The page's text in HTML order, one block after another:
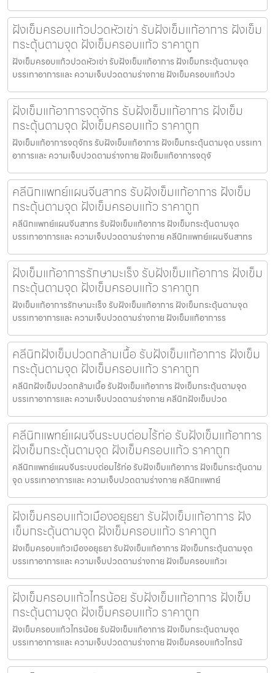
ฝังเข็มครอบแก้วปวดหัวเข่า รับฝังเข็มแก้อาการ ฝังเข็ม
กระตุ้นตามจุด ฝังเข็มครอบแก้ว ราคาถูก
ฝังเข็มครอบแก้วปวดหัวเข่า รับฝังเข็มแก้อาการ ฝังเข็มกระตุ้นตามจุด
บรรเทาอาการและ ความเจ็บปวดตามร่างกาย ฝังเข็มครอบแก้วปว
ฝังเข็มแก้อาการจตุจักร รับฝังเข็มแก้อาการ ฝังเข็ม
กระตุ้นตามจุด ฝังเข็มครอบแก้ว ราคาถูก
ฝังเข็มแก้อาการจตุจักร รับฝังเข็มแก้อาการ ฝังเข็มกระตุ้นตามจุด บรรเทา
อาการและ ความเจ็บปวดตามร่างกาย ฝังเข็มแก้อาการจตุจั
คลีนิกแพทย์แผนจีนสาทร รับฝังเข็มแก้อาการ ฝังเข็ม
กระตุ้นตามจุด ฝังเข็มครอบแก้ว ราคาถูก
คลีนิกแพทย์แผนจีนสาทร รับฝังเข็มแก้อาการ ฝังเข็มกระตุ้นตามจุด
บรรเทาอาการและ ความเจ็บปวดตามร่างกาย คลีนิกแพทย์แผนจีนสาทร
ฝังเข็มแก้อาการรักษามะเร็ง รับฝังเข็มแก้อาการ ฝังเข็ม
กระตุ้นตามจุด ฝังเข็มครอบแก้ว ราคาถูก
ฝังเข็มแก้อาการรักษามะเร็ง รับฝังเข็มแก้อาการ ฝังเข็มกระตุ้นตามจุด
บรรเทาอาการและ ความเจ็บปวดตามร่างกาย ฝังเข็มแก้อาการร
คลีนิกฝังเข็มปวดกล้ามเนื้อ รับฝังเข็มแก้อาการ ฝังเข็ม
กระตุ้นตามจุด ฝังเข็มครอบแก้ว ราคาถูก
คลีนิกฝังเข็มปวดกล้ามเนื้อ รับฝังเข็มแก้อาการ ฝังเข็มกระตุ้นตามจุด
บรรเทาอาการและ ความเจ็บปวดตามร่างกาย คลีนิกฝังเข็มปวด
คลีนิกแพทย์แผนจีนระบบต่อมไร้ท่อ รับฝังเข็มแก้อาการ
ฝังเข็มกระตุ้นตามจุด ฝังเข็มครอบแก้ว ราคาถูก
คลีนิกแพทย์แผนจีนระบบต่อมไร้ท่อ รับฝังเข็มแก้อาการ ฝังเข็มกระตุ้นตาม
จุด บรรเทาอาการและ ความเจ็บปวดตามร่างกาย คลีนิกแพทย์
ฝังเข็มครอบแก้วเมืองอยุธยา รับฝังเข็มแก้อาการ ฝัง
เข็มกระตุ้นตามจุด ฝังเข็มครอบแก้ว ราคาถูก
ฝังเข็มครอบแก้วเมืองอยุธยา รับฝังเข็มแก้อาการ ฝังเข็มกระตุ้นตามจุด
บรรเทาอาการและ ความเจ็บปวดตามร่างกาย ฝังเข็มครอบแก้วเ
ฝังเข็มครอบแก้วไทรน้อย รับฝังเข็มแก้อาการ ฝังเข็ม
กระตุ้นตามจุด ฝังเข็มครอบแก้ว ราคาถูก
ฝังเข็มครอบแก้วไทรน้อย รับฝังเข็มแก้อาการ ฝังเข็มกระตุ้นตามจุด
บรรเทาอาการและ ความเจ็บปวดตามร่างกาย ฝังเข็มครอบแก้วไทรน้